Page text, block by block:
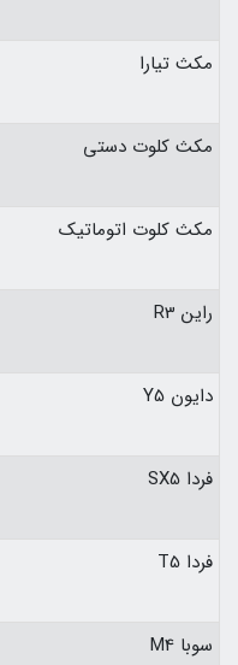
مکث تیارا
مکث کلوت دستی
مکث کلوت اتوماتیک
راین R3
دایون Y5
فردا SX5
فردا T5
سوبا M4